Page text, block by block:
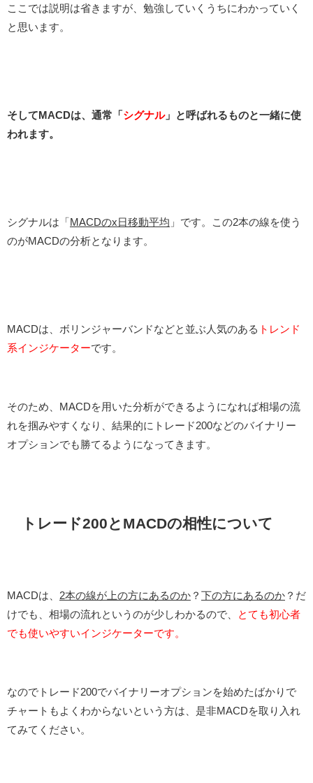
ここでは説明は省きますが、勉強していくうちにわかっていく
と思います。
そしてMACDは、通常「 シグナル」と呼ばれるものと一緒に使
われます。
シグナルは「 MACDのx日移動平均 」です。この2本の線を使う
のがMACDの分析となります。
MACDは、ボリンジャーバンドなどと並ぶ人気のある トレンド
系インジケーターです。
そのため、MACDを用いた分析ができるようになれば相場の流
れを掴みやすくなり、結果的にトレード200などのバイナリー
オプションでも勝てるようになってきます。
トレード200とMACDの相性について
MACDは、 2本の線が上の方にあるのか ？ 下の方にあるのか ？だ
けでも、相場の流れというのが少しわかるので、
とても初心者
でも使いやすいインジケーターです。
なのでトレード200でバイナリーオプションを始めたばかりで
チャートもよくわからないという方は、是非MACDを取り入れ
てみてください。